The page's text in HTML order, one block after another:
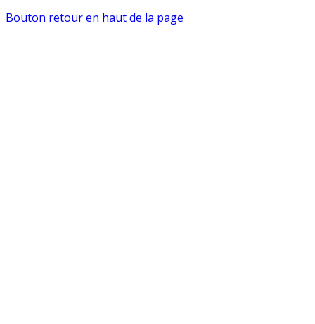
Bouton retour en haut de la page